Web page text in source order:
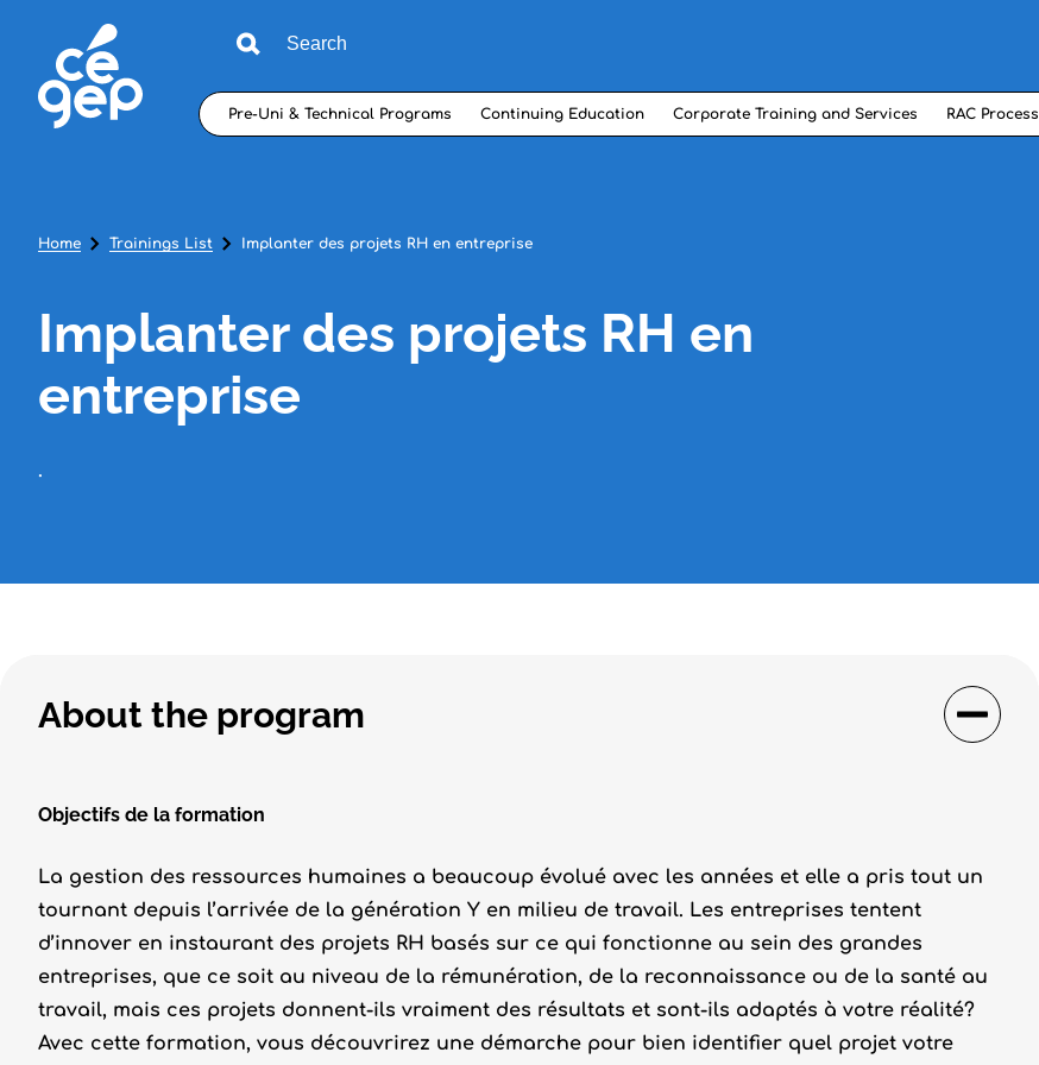
Pre-Uni & Technical Programs Continuing Education Corporate Training and Services RAC Process
Home Trainings List Implanter des projets RH en entreprise
Implanter des projets RH en
entreprise
.
About the program
Objectifs de la formation
La gestion des ressources humaines a beaucoup évolué avec les années et elle a pris tout un
tournant depuis l’arrivée de la génération Y en milieu de travail. Les entreprises tentent
d’innover en instaurant des projets RH basés sur ce qui fonctionne au sein des grandes
entreprises, que ce soit au niveau de la rémunération, de la reconnaissance ou de la santé au
travail, mais ces projets donnent-ils vraiment des résultats et sont-ils adaptés à votre réalité?
Avec cette formation, vous découvrirez une démarche pour bien identifier quel projet votre